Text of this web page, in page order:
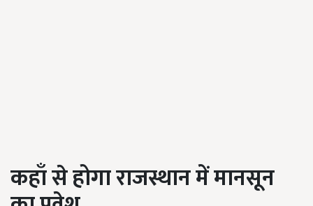
कहाँ से होगा राजस्थान में मानसून